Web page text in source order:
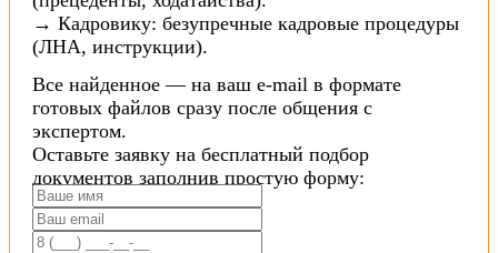
→ Кадровику: безупречные кадровые процедуры
(ЛНА, инструкции).
Все найденное — на ваш e-mail в формате
готовых файлов сразу после общения с
экспертом.
Оставьте заявку на бесплатный подбор
документов заполнив простую форму: